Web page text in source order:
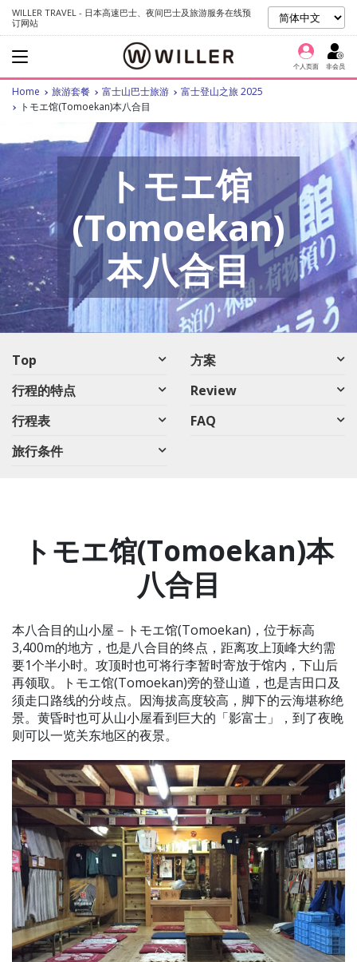
WILLER TRAVEL - 日本高速巴士、夜间巴士及旅游服务在线预
订网站
个人页面 非会员
Home 旅游套餐 富士山巴士旅游
富士登山之旅 2025
トモエ馆(Tomoekan)本八合目
トモエ馆
(Tomoekan)
本八合目
Top
方案
行程的特点
Review
行程表
FAQ
旅行条件
トモエ馆(Tomoekan)本
八合目
本八合目的山小屋－トモエ馆(Tomoekan)，位于标高
3,400m的地方，也是八合目的终点，距离攻上顶峰大约需
要1个半小时。攻顶时也可将行李暂时寄放于馆内，下山后
再领取。トモエ馆(Tomoekan)旁的登山道，也是吉田口及
须走口路线的分歧点。因海拔高度较高，脚下的云海堪称绝
景。黄昏时也可从山小屋看到巨大的「影富士」，到了夜晚
则可以一览关东地区的夜景。